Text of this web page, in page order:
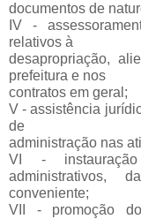
documentos de
IV -
relativos à
desapropriação,
prefeitura e nos
contratos em geral;
V - assistência
de
administração nas
VI -
administrativos,
conveniente;
VII - promoção